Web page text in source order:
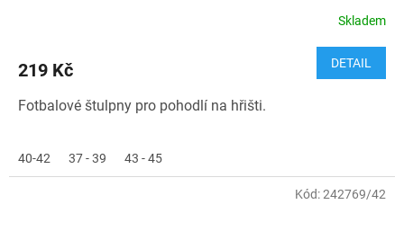
Skladem
219 Kč DETAIL
Fotbalové štulpny pro pohodlí na hřišti.
40-42 37 - 39 43 - 45
Kód:242769/42